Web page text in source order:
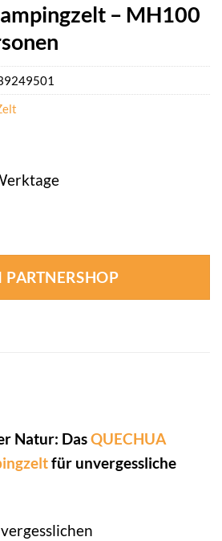
– MH100
Natur: DasQUECHUA
für unvergessliche